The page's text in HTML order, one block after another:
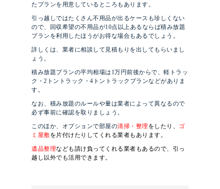
たプランを用意しているところもあります。
引っ越しではたくさん不用品が出るケースも珍しくない
ので、回収希望の不用品が10点以上あるならば積み放題
プランを利用したほうがお得な場合もあるでしょう。
詳しくは、業者に相談して見積もりを出してもらいまし
ょう。
積み放題プランの平均相場は1万円前後からで、軽トラッ
ク・2トントラック・4トントラックプランなどがありま
す。
なお、積み放題のルールや量は業者によって異なるので
必ず事前に確認を取りましょう。
このほか、オプションで部屋の清掃・整理 をしたり、 ゴ
ミ屋敷を片付けたりしてくれる業者もあります。
遺品整理なども請け負ってくれる業者もあるので、引っ
越し以外でも活用できます。